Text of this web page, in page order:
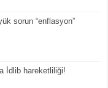
sorun “enflasyon”
İdlib hareketliliği!